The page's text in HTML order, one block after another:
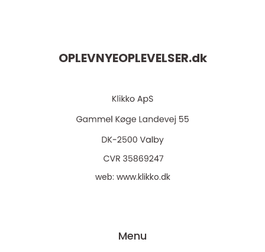
OPLEVNYEOPLEVELSER.dk
web: www.klikko.dk
Menu